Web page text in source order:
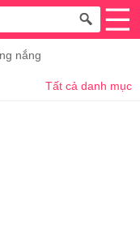
nắng
Tất cả danh mục